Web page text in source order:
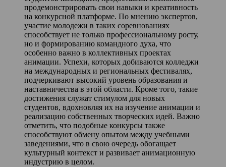
продемонстрировать свои навыки и креативность
на конкурсной платформе. По мнению экспертов,
участие молодежи в таких соревнованиях
способствует не только профессиональному росту,
но и формированию командного духа, что
особенно важно в коллективных проектах
анимации. Успехи, которых добиваются колледжи
на международных и региональных фестивалях,
подчеркивают высокий уровень образования и
наставничества в этой области. Кроме того, такие
достижения служат стимулом для новых
студентов, вдохновляя их на изучение анимации и
реализацию собственных творческих идей. Важно
отметить, что подобные конкурсы также
способствуют обмену опытом между учебными
заведениями, что в свою очередь обогащает
культурный контекст и развивает анимационную
индустрию в целом.